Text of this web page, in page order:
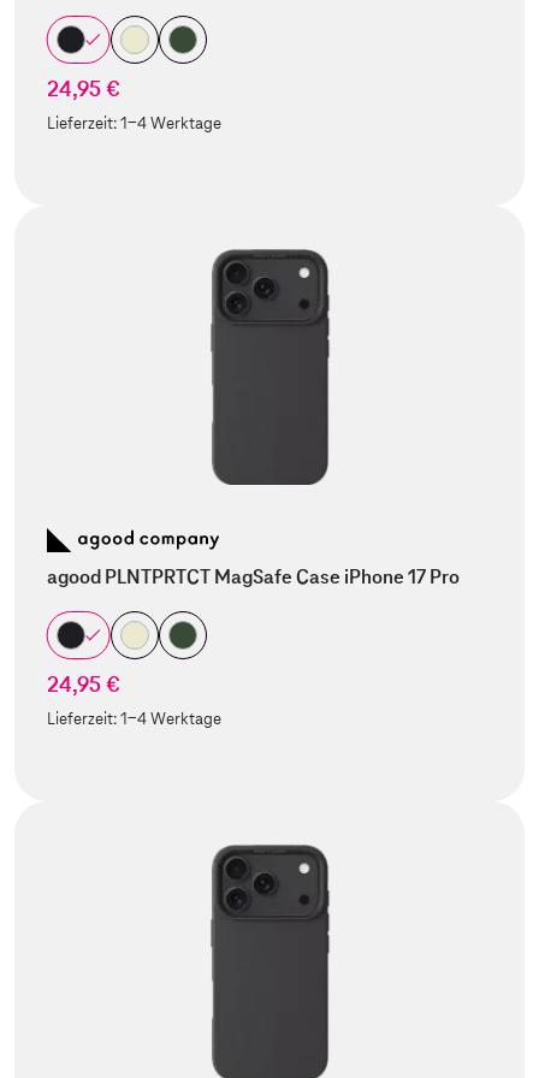
24,95 €
Lieferzeit:1-4 Werktage
agood PLNTPRTCT MagSafe Case iPhone 17 Pro
24,95 €
Lieferzeit:1-4 Werktage